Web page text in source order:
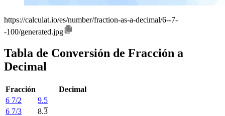
https://calculat.io/es/number/fraction-as-a-decimal/6--7-
-100/generated.jpg
Tabla de Conversión de Fracción a
Decimal
Fracción
Decimal
6 7/2
9.5
6 7/3
8.3